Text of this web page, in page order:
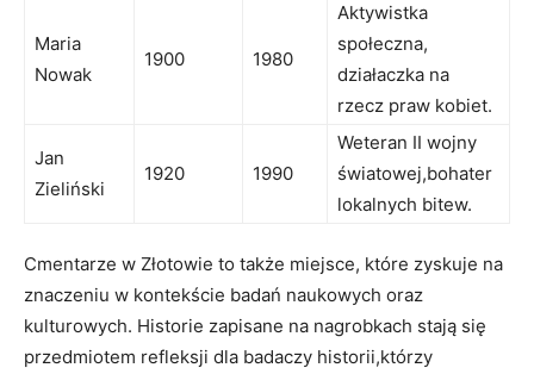
Maria
Nowak
1900 1980
Aktywistka
społeczna,
działaczka na
rzecz praw kobiet.
Jan
Zieliński
1920 1990
Weteran II wojny
światowej,bohater
lokalnych bitew.
Cmentarze w ‍Złotowie to także miejsce, ⁢które zyskuje na
znaczeniu‍ w kontekście badań‍ naukowych oraz
kulturowych. Historie zapisane na nagrobkach stają się
przedmiotem refleksji ‌dla badaczy historii,którzy